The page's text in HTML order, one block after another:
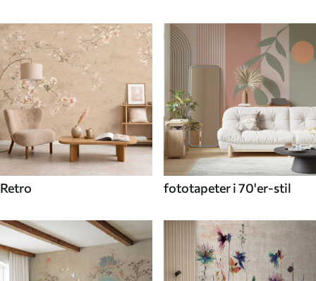
Retro fototapeter i 70'er-stil